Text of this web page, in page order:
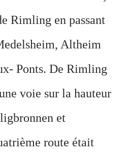
Rimling en passant
Altheim
Ponts. De Rimling
voie sur la hauteur
et
route était